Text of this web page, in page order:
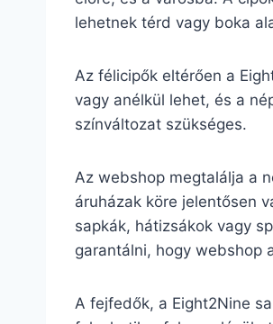
lehetnek térd vagy boka
Az félicipők eltérően a
vagy anélkül lehet, és a
színváltozat szükséges.
Az webshop megtalálja a
áruházak köre jelentősen
sapkák, hátizsákok vagy
garantálni, hogy webshop
A fejfedők, a Eight2Nine